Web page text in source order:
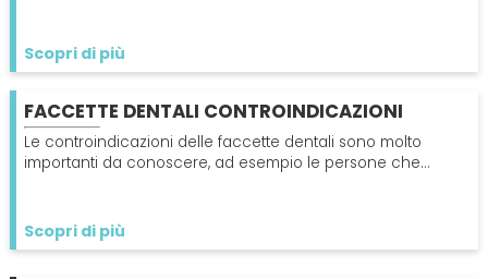
Scopri di più
FACCETTE DENTALI CONTROINDICAZIONI
Le controindicazioni delle faccette dentali sono molto
importanti da conoscere, ad esempio le persone che
Scopri di più